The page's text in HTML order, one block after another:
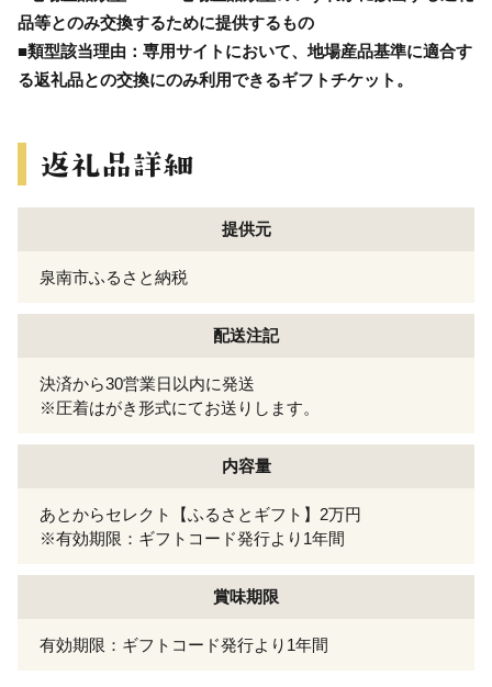
品等とのみ交換するために提供するもの
■類型該当理由：専用サイトにおいて、地場産品基準に適合す
る返礼品との交換にのみ利用できるギフトチケット。
提供元
泉南市ふるさと納税
配送注記
決済から30営業日以内に発送
※圧着はがき形式にてお送りします。
内容量
あとからセレクト【ふるさとギフト】2万円
※有効期限：ギフトコード発行より1年間
賞味期限
有効期限：ギフトコード発行より1年間